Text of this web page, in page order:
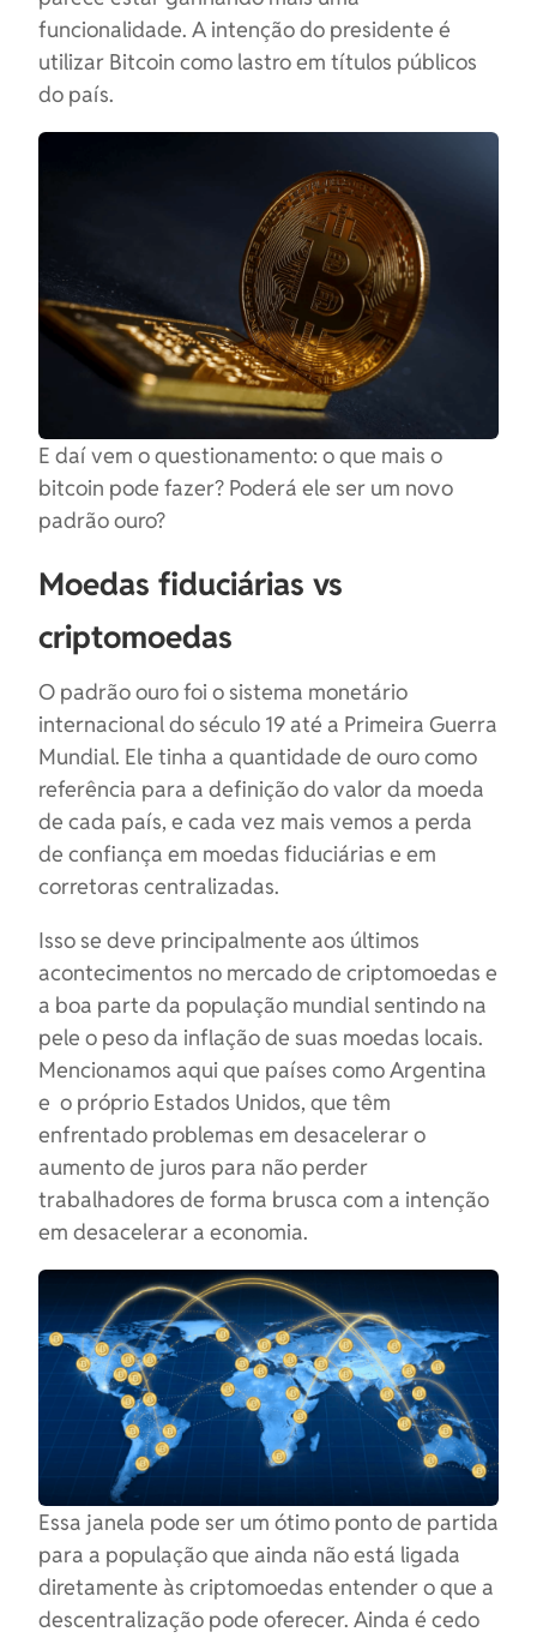
funcionalidade. A intenção do presidente é
utilizar Bitcoin como lastro em títulos públicos
do país.
E daí vem o questionamento: o que mais o
bitcoin pode fazer? Poderá ele ser um novo
padrão ouro?
Moedas fiduciárias vs
criptomoedas
O padrão ouro foi o sistema monetário
internacional do século 19 até a Primeira Guerra
Mundial. Ele tinha a quantidade de ouro como
referência para a definição do valor da moeda
de cada país, e cada vez mais vemos a perda
de confiança em moedas fiduciárias e em
corretoras centralizadas.
Isso se deve principalmente aos últimos
acontecimentos no mercado de criptomoedas e
a boa parte da população mundial sentindo na
pele o peso da inflação de suas moedas locais.
Mencionamos aqui que países como Argentina
e o próprio Estados Unidos, que têm
enfrentado problemas em desacelerar o
aumento de juros para não perder
trabalhadores de forma brusca com a intenção
em desacelerar a economia.
Essa janela pode ser um ótimo ponto de partida
para a população que ainda não está ligada
diretamente às criptomoedas entender o que a
descentralização pode oferecer. Ainda é cedo